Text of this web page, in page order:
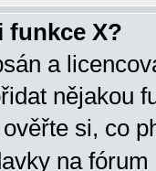
funkce X?
a
nějakou
ověřte si, co
na